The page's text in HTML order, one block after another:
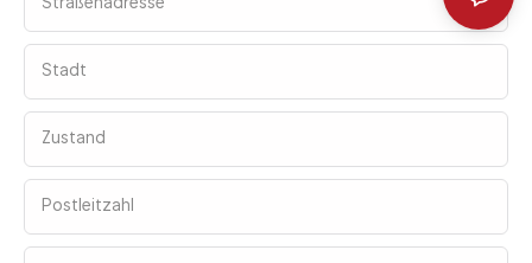
Stadt
Zustand
Postleitzahl